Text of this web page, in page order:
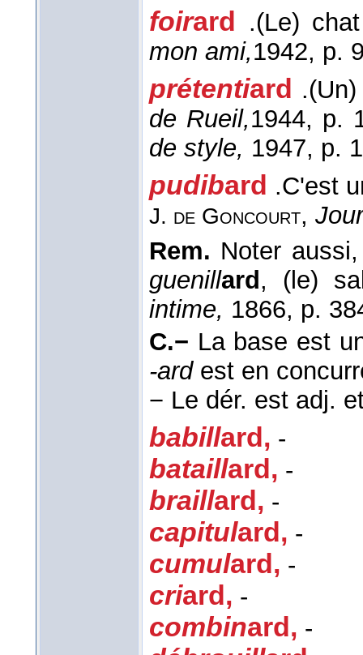
foirard .(Le)
mon ami,1942, p.
prétentiard .
de Rueil,1944, p.
de style, 1947, p.
pudibard .C'est
J. de Goncourt,
Rem. Noter
guenillard, (le)
intime, 1866, p.
C.− La base est
-ardest en
− Le dér. est adj.
babillard , -
bataillard , -
braillard , -
capitulard , -
cumulard , -
criard , -
combinard , -